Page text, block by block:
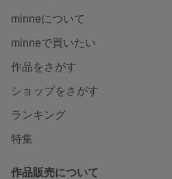
minneについて
minneで買いたい
作品をさがす
ショップをさがす
ランキング
特集
作品販売について